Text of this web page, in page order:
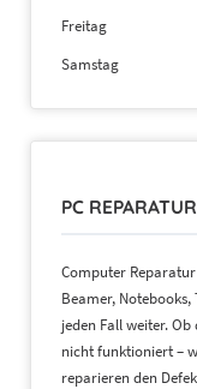
Freitag
Samstag
PC
Computer
Beamer,
jeden Fall weiter.
nicht funktioniert –
reparieren den